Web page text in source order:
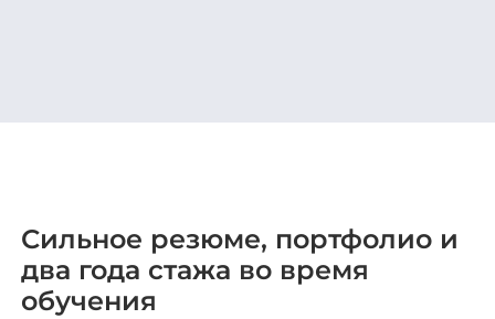
Сильное резюме, портфолио и
два года стажа во время
обучения